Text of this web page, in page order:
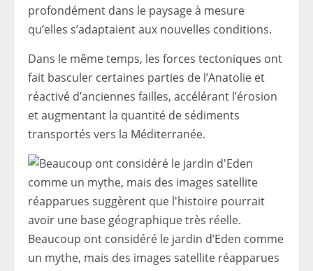
profondément dans le paysage à mesure
qu’elles s’adaptaient aux nouvelles conditions.
Dans le même temps, les forces tectoniques ont
fait basculer certaines parties de l’Anatolie et
réactivé d’anciennes failles, accélérant l’érosion
et augmentant la quantité de sédiments
transportés vers la Méditerranée.
Beaucoup ont considéré le jardin d’Eden comme
un mythe, mais des images satellite réapparues